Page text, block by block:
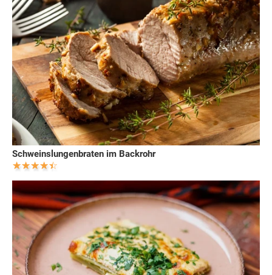
Schweinslungenbraten im Backrohr